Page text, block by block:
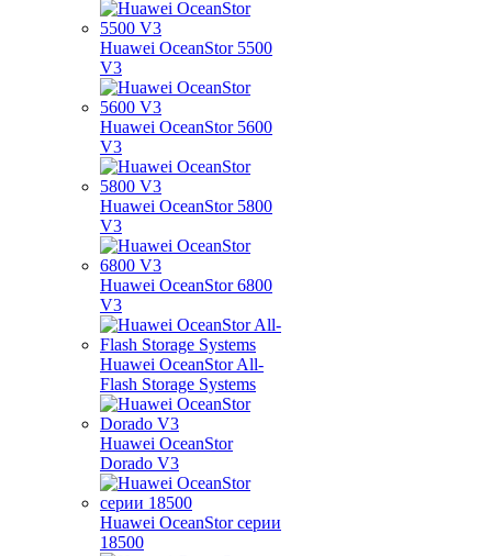
Huawei OceanStor 5500
V3
Huawei OceanStor 5600
V3
Huawei OceanStor 5800
V3
Huawei OceanStor 6800
V3
Huawei OceanStor All-
Flash Storage Systems
Huawei OceanStor
Dorado V3
Huawei OceanStor серии
18500